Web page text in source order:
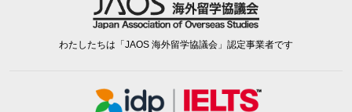
わたしたちは「JAOS 海外留学協議会」認定事業者です